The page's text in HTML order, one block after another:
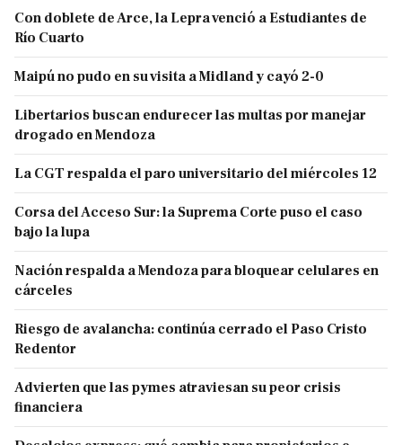
Con doblete de Arce, la Lepra venció a Estudiantes de
Río Cuarto
Maipú no pudo en su visita a Midland y cayó 2-0
Libertarios buscan endurecer las multas por manejar
drogado en Mendoza
La CGT respalda el paro universitario del miércoles 12
Corsa del Acceso Sur: la Suprema Corte puso el caso
bajo la lupa
Nación respalda a Mendoza para bloquear celulares en
cárceles
Riesgo de avalancha: continúa cerrado el Paso Cristo
Redentor
Advierten que las pymes atraviesan su peor crisis
financiera